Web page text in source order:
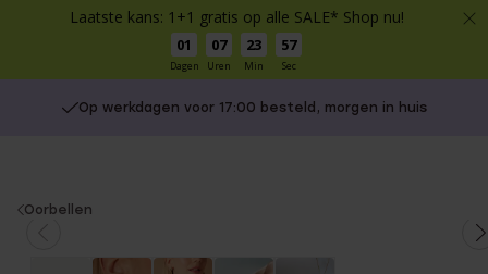
Laatste kans: 1+1 gratis op alle SALE* Shop nu!
01
Dagen
07
Uren
23
Min
57
Sec
Op werkdagen voor 17:00 besteld, morgen in huis
You
Oorbellen